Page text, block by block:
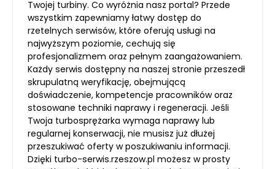
Twojej turbiny. Co wyróżnia nasz portal? Przede
wszystkim zapewniamy łatwy dostęp do
rzetelnych serwisów, które oferują usługi na
najwyższym poziomie, cechują się
profesjonalizmem oraz pełnym zaangażowaniem.
Każdy serwis dostępny na naszej stronie przeszedł
skrupulatną weryfikację, obejmującą
doświadczenie, kompetencje pracowników oraz
stosowane techniki naprawy i regeneracji. Jeśli
Twoja turbosprężarka wymaga naprawy lub
regularnej konserwacji, nie musisz już dłużej
przeszukiwać oferty w poszukiwaniu informacji.
Dzięki turbo-serwis.rzeszow.pl możesz w prosty